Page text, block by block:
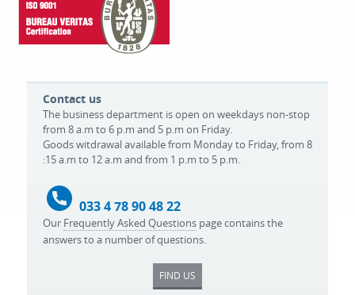
Contact us
The business department is open on weekdays non-stop
from 8 a.m to 6 p.m and 5 p.m on Friday.
Goods witdrawal available from Monday to Friday, from 8
:15 a.m to 12 a.m and from 1 p.m to 5 p.m.
033 4 78 90 48 22
Our Frequently Asked Questions page contains the
answers to a number of questions.
FIND US